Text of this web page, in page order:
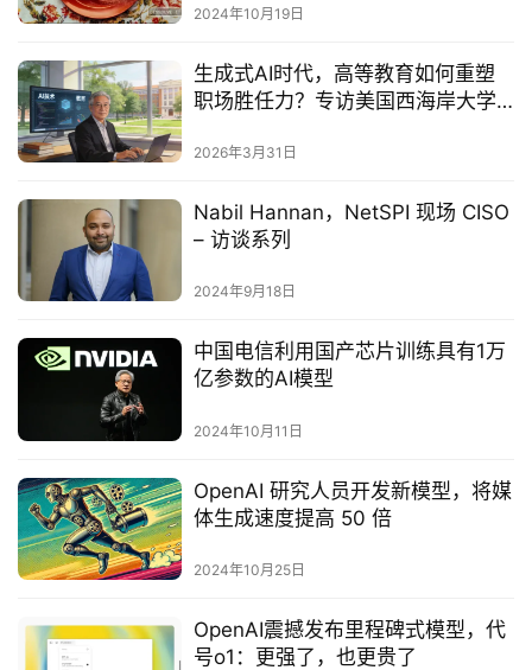
2024年10月19日
生成式AI时代，高等教育如何重塑
职场胜任力？专访美国西海岸大学
2026年3月31日
Nabil Hannan，NetSPI 现场 CISO
– 访谈系列
2024年9月18日
中国电信利用国产芯片训练具有1万
亿参数的AI模型
2024年10月11日
OpenAI 研究人员开发新模型，将媒
体生成速度提高 50 倍
2024年10月25日
OpenAI震撼发布里程碑式模型，代
号o1：更强了，也更贵了